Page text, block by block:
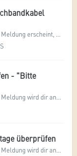
1. Wann erscheint diese Meldung? Diese Meldung erscheint, wenn der Mr Beam keinen Laserjob starten kann, da der Laserkopf über eine fehlerhafte Verbindung ...
- "Bitte
1. Wann erscheint diese Meldung? Diese Meldung wird dir angezeigt, bevor du einen Laserjob starten willst und wenn die Software deines Mr Beam den Schutzde...
überprüfen
1. Wann erscheint diese Meldung? Diese Meldung wird dir angezeigt, wenn die Software deines Mr Beam die Bodenplatte nicht erkennt. Dies passiert immer dann...